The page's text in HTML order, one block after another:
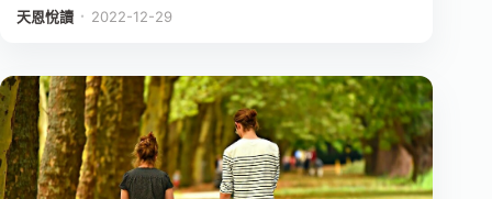
天恩悅讀 ． 2022-12-29